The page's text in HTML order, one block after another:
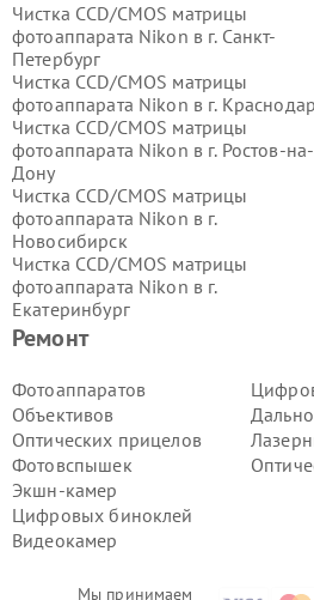
Мы принимаем
Ремонт
Фотоаппаратов
Объективов
Оптических прицелов
Фотовспышек
Экшн-камер
Цифровых биноклей
Видеокамер
Чистка CCD/CMOS матрицы
фотоаппарата Nikon в г. Санкт-
Петербург
Чистка CCD/CMOS матрицы
фотоаппарата Nikon в г. Краснодар
Чистка CCD/CMOS матрицы
фотоаппарата Nikon в г. Ростов-на-
Дону
Чистка CCD/CMOS матрицы
фотоаппарата Nikon в г.
Новосибирск
Чистка CCD/CMOS матрицы
фотоаппарата Nikon в г.
Екатеринбург
Чистка CCD/CMOS матрицы
Чистка CCD/CMOS матрицы
фотоаппарата Nikon в г.
Воронеж
Чистка CCD/CMOS матрицы
фотоаппарата Nikon в г.
Волгоград
Чистка CCD/CMOS матрицы
фотоаппарата Nikon в г.
Чистка CCD/CMOS матрицы
фотоаппарата Nikon в г.
фотоаппарата Nikon в г.